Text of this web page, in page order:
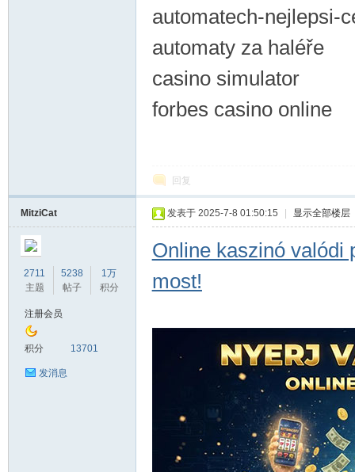
automatech-nejlepsi-
automaty za haléře
casino simulator
forbes casino online
回复
MitziCat
2711
主题
5238
帖子
1万
积分
注册会员
积分 13701
发消息
发表于 2025-7-8 01:50:15 显示全部楼层
Online kaszinó valódi
most!